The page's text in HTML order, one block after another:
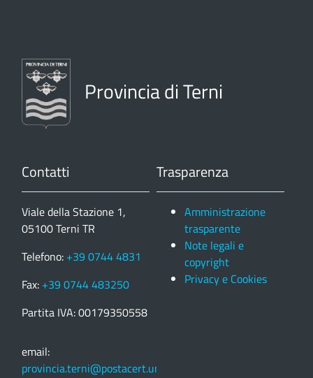
Provincia di Terni
Contatti
Viale della Stazione 1,
05100 Terni TR
Telefono: +39 0744 4831
Fax: +39 0744 483250
Partita IVA: 00179350558
email:
provincia.terni@postacert.umbria.it
Trasparenza
Amministrazione
trasparente
Note legali e
copyright
Privacy e Cookies